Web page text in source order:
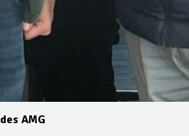
AMG